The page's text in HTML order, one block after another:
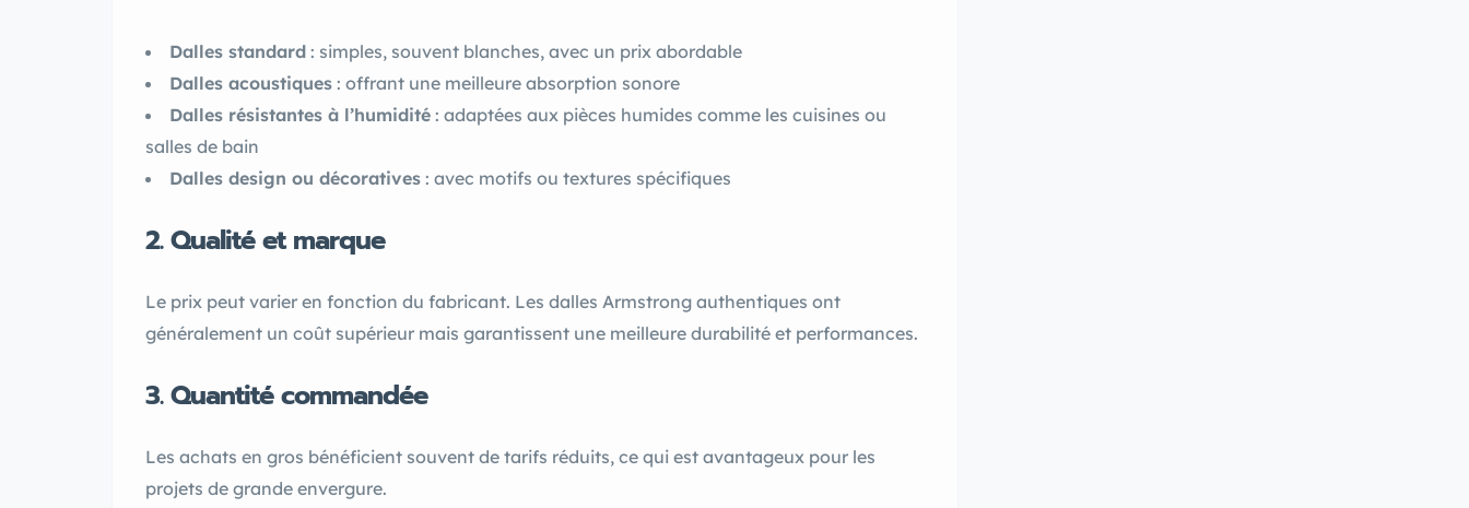
Dalles standard : simples, souvent blanches, avec un prix abordable
Dalles acoustiques : offrant une meilleure absorption sonore
Dalles résistantes à l’humidité : adaptées aux pièces humides comme les cuisines ou
salles de bain
Dalles design ou décoratives : avec motifs ou textures spécifiques
2. Qualité et marque
Le prix peut varier en fonction du fabricant. Les dalles Armstrong authentiques ont
généralement un coût supérieur mais garantissent une meilleure durabilité et performances.
3. Quantité commandée
Les achats en gros bénéficient souvent de tarifs réduits, ce qui est avantageux pour les
projets de grande envergure.